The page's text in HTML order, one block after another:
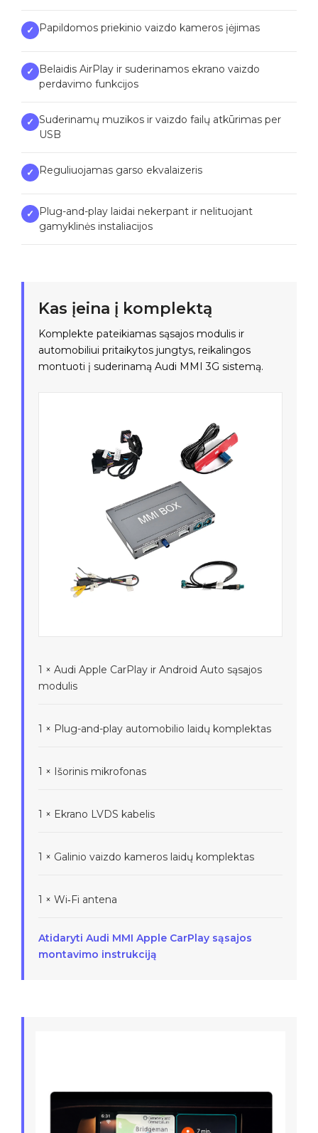
✓ Papildomos priekinio vaizdo kameros įėjimas
✓
Belaidis AirPlay ir suderinamos ekrano vaizdo
perdavimo funkcijos
✓ Suderinamų muzikos ir vaizdo failų atkūrimas per
USB
✓ Reguliuojamas garso ekvalaizeris
✓
Plug-and-play laidai nekerpant ir nelituojant
gamyklinės instaliacijos
Kas įeina į komplektą
Komplekte pateikiamas sąsajos modulis ir
automobiliui pritaikytos jungtys, reikalingos
montuoti į suderinamą Audi MMI 3G sistemą.
1 × Audi Apple CarPlay ir Android Auto sąsajos
modulis
1 × Plug-and-play automobilio laidų komplektas
1 × Išorinis mikrofonas
1 × Ekrano LVDS kabelis
1 × Galinio vaizdo kameros laidų komplektas
1 × Wi‑Fi antena
Atidaryti Audi MMI Apple CarPlay sąsajos
montavimo instrukciją